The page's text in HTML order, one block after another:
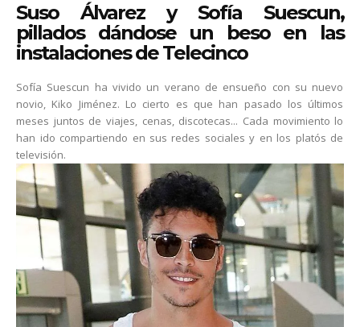
Suso Álvarez y Sofía Suescun,
pillados dándose un beso en las
instalaciones de Telecinco
Sofía Suescun ha vivido un verano de ensueño con su nuevo
novio, Kiko Jiménez. Lo cierto es que han pasado los últimos
meses juntos de viajes, cenas, discotecas... Cada movimiento lo
han ido compartiendo en sus redes sociales y en los platós de
televisión.